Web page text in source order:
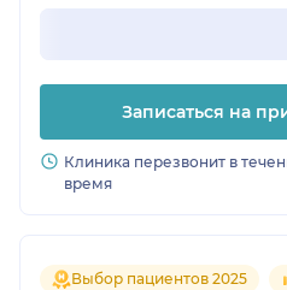
Записаться на
Клиника перезвонит в
время
Выбор пациентов 2025